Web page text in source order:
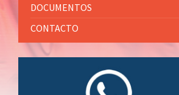
DOCUMENTOS
CONTACTO